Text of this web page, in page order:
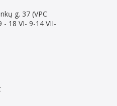
g. 37 (VPC
- 18 VI- 9-14 VII-